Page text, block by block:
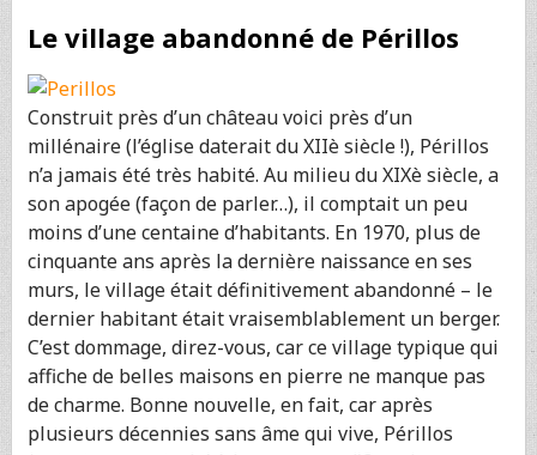
Le village abandonné de Périllos
Construit près d’un château voici près d’un
millénaire (l’église daterait du XIIè siècle !), Périllos
n’a jamais été très habité. Au milieu du XIXè siècle, a
son apogée (façon de parler…), il comptait un peu
moins d’une centaine d’habitants. En 1970, plus de
cinquante ans après la dernière naissance en ses
murs, le village était définitivement abandonné – le
dernier habitant était vraisemblablement un berger.
C’est dommage, direz-vous, car ce village typique qui
affiche de belles maisons en pierre ne manque pas
de charme. Bonne nouvelle, en fait, car après
plusieurs décennies sans âme qui vive, Périllos